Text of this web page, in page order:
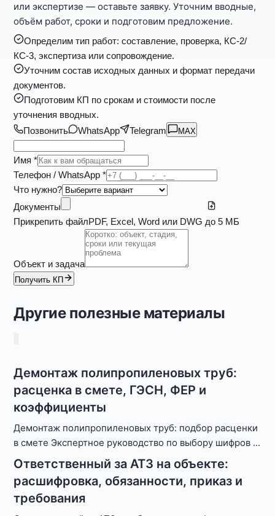
или экспертизе — оставьте заявку. Уточним вводные,
объём работ, сроки и подготовим предложение.
Определим тип работ: составление, проверка, КС-2/
КС-3, экспертиза или сопровождение.
Уточним состав исходных данных и формат передачи
документов.
Подготовим КП по срокам и стоимости после
уточнения вводных.
Позвонить
WhatsApp Telegram MAX
Имя *
Телефон / WhatsApp *
Что нужно?
Документы
Прикрепить файлPDF, Excel, Word или DWG до 5 МБ
Объект и задача
Получить КП
Другие полезные материалы
Демонтаж полипропиленовых труб:
расценка в смете, ГЭСН, ФЕР и
коэффициенты
Демонтаж полипропиленовых труб: подбор расценки
в смете Экспертное руководство по выбору шифров ...
Ответственный за АТЗ на объекте:
расшифровка, обязанности, приказ и
требования